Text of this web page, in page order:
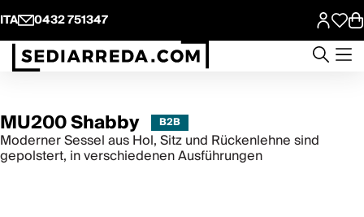
ITA 0432 751347
MU200 Shabby
Moderner Sessel aus Hol, Sitz und Rückenlehne sind
gepolstert, in verschiedenen Ausführungen